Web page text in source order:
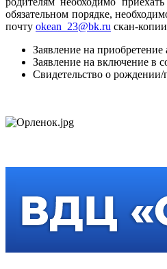
обязательном порядке,
почту okean_23@bk.ru скан-
Заявление на приобретение
Заявление на включение в
Свидетельство о рождении/